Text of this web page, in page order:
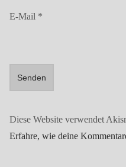
E-Mail *
Diese Website verwendet
Erfahre, wie deine